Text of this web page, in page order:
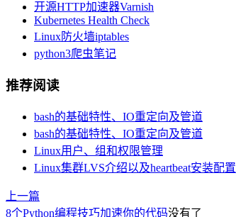
开源HTTP加速器Varnish
Kubernetes Health Check
Linux防火墙iptables
python3爬虫笔记
推荐阅读
bash的基础特性、IO重定向及管道
bash的基础特性、IO重定向及管道
Linux用户、组和权限管理
Linux集群LVS介绍以及heartbeat安装配置
上一篇
8个Python编程技巧加速你的代码没有了